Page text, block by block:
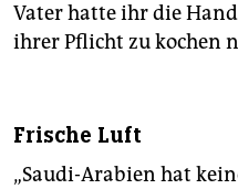
Vater hatte ihr die
ihrer Pflicht zu kochen
Frische Luft
„Saudi-Arabien hat